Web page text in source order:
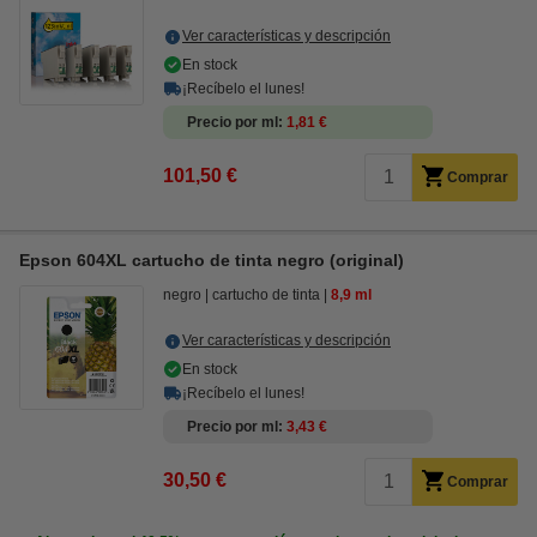
Ver características y descripción
En stock
¡Recíbelo el lunes!
Precio por ml
1,81 €
101,50 € Comprar
Epson 604XL cartucho de tinta negro (original)
negro cartucho de tinta 8,9 ml
Ver características y descripción
En stock
¡Recíbelo el lunes!
Precio por ml
3,43 €
30,50 € Comprar